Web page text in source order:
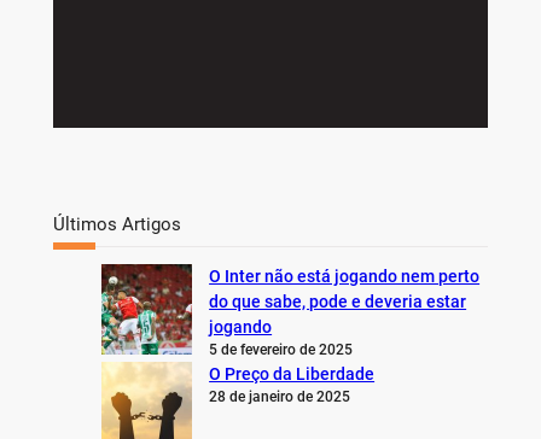
Últimos Artigos
O Inter não está jogando nem perto
do que sabe, pode e deveria estar
jogando
5 de fevereiro de 2025
O Preço da Liberdade
28 de janeiro de 2025